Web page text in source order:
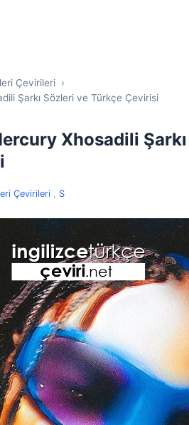
Çevirileri
Şarkı Sözleri ve Türkçe Çevirisi
Xhosadili
Çevirileri , S